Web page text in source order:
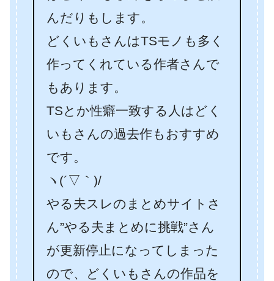
んだりもします。
どくいもさんはTSモノも多く
作ってくれている作者さんで
もあります。
TSとか性癖一致する人はどく
いもさんの過去作もおすすめ
です。
ヽ(´▽｀)/
やる夫スレのまとめサイトさ
ん”やる夫まとめに挑戦”さん
が更新停止になってしまった
ので、どくいもさんの作品を